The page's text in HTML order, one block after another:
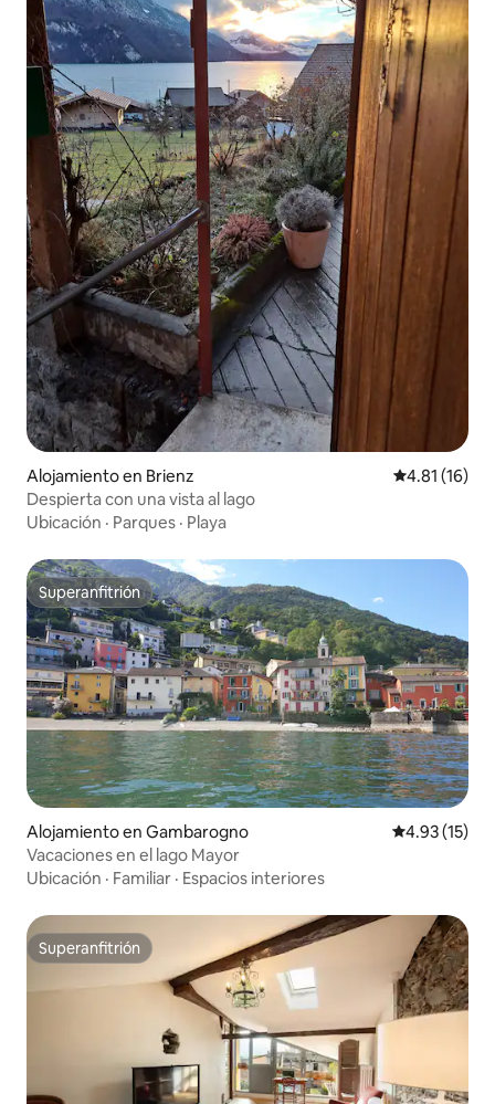
Alojamiento en Brienz Calificación
4.81 (16)
Despierta con una vista al lago
Ubicación · Parques · Playa
Superanfitrión
Superanfitrión
Alojamiento en Gambarogno Calificación
4.93 (15)
Vacaciones en el lago Mayor
Ubicación · Familiar · Espacios interiores
Superanfitrión
Superanfitrión